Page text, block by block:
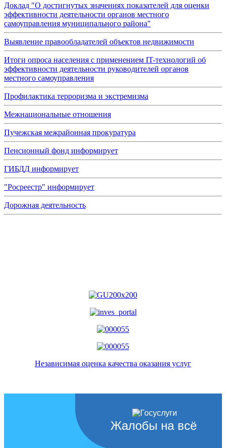
Доклад "О достигнутых значениях показателей для оценки
эффективности деятельности органов местного
самоуправления муниципального района"
Выявление правообладателей объектов недвижимости
Итоги опроса населения с применением IT-технологий об
эффективности деятельности руководителей органов
местного самоуправления
Профилактика терроризма и экстремизма
Межнациональные отношения
Пучежская межрайонная прокуратура
Пенсионный фонд информирует
ГИБДД информирует
"Росреестр" информирует
Дорожная деятельность
Независимая оценка качества оказания услуг
Жалобы на всё